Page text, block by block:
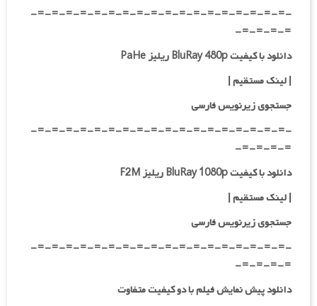
-=-=-=-=-=-=-=-=-=-=-=-=-=-=-=-=-=-=-
=-=-=-=-
دانلود با کیفیت BluRay 480p ریلیز PaHe
| لینک مستقیم|
جستجوی زیرنویس فارسی
-=-=-=-=-=-=-=-=-=-=-=-=-=-=-=-=-=-=-
=-=-=-=-
دانلود با کیفیت BluRay 1080p ریلیز F2M
| لینک مستقیم|
جستجوی زیرنویس فارسی
-=-=-=-=-=-=-=-=-=-=-=-=-=-=-=-=-=-=-
=-=-=-=-
دانلود پیش نمایش فیلم با دو کیفیت متفاوت